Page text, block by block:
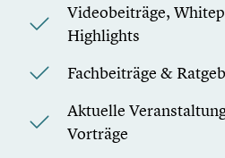
Videobeiträge,
Highlights
Fachbeiträge &
Aktuelle
Vorträge